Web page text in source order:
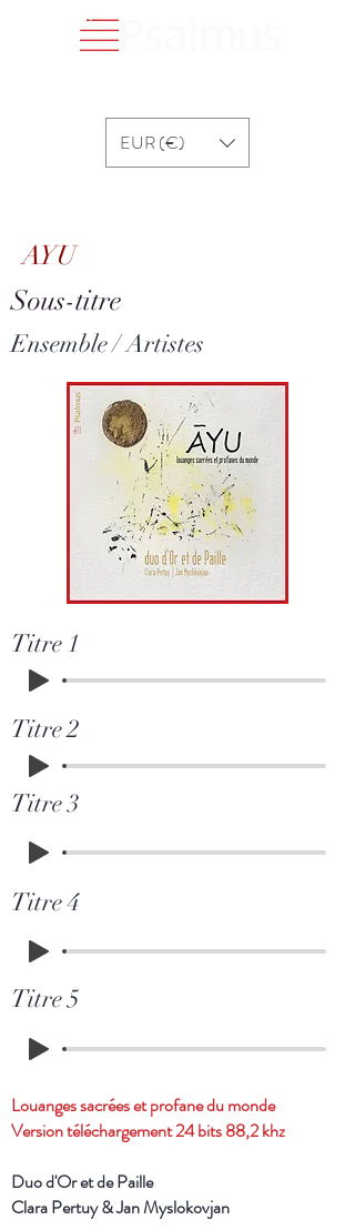
EUR (€)
AYU
Sous-titre
Ensemble / Artistes
Titre 1
Titre 2
Titre 3
Titre 4
Titre 5
Louanges sacrées et profane du monde
Version téléchargement 24 bits 88,2 khz
Duo d'Or et de Paille
Clara Pertuy & Jan Myslokovjan